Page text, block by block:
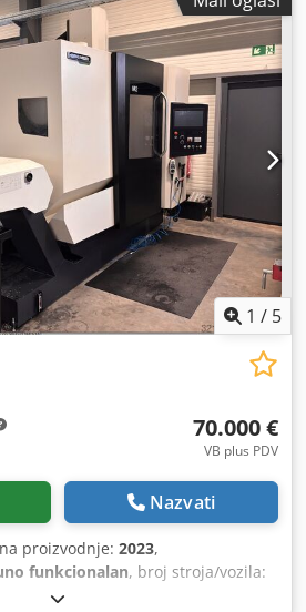
1 / 5
70.000 €
VB plus PDV
Nazvati
proizvodnje: 2023,
funkcionalan, broj stroja/vozila:
pomaka osi X: